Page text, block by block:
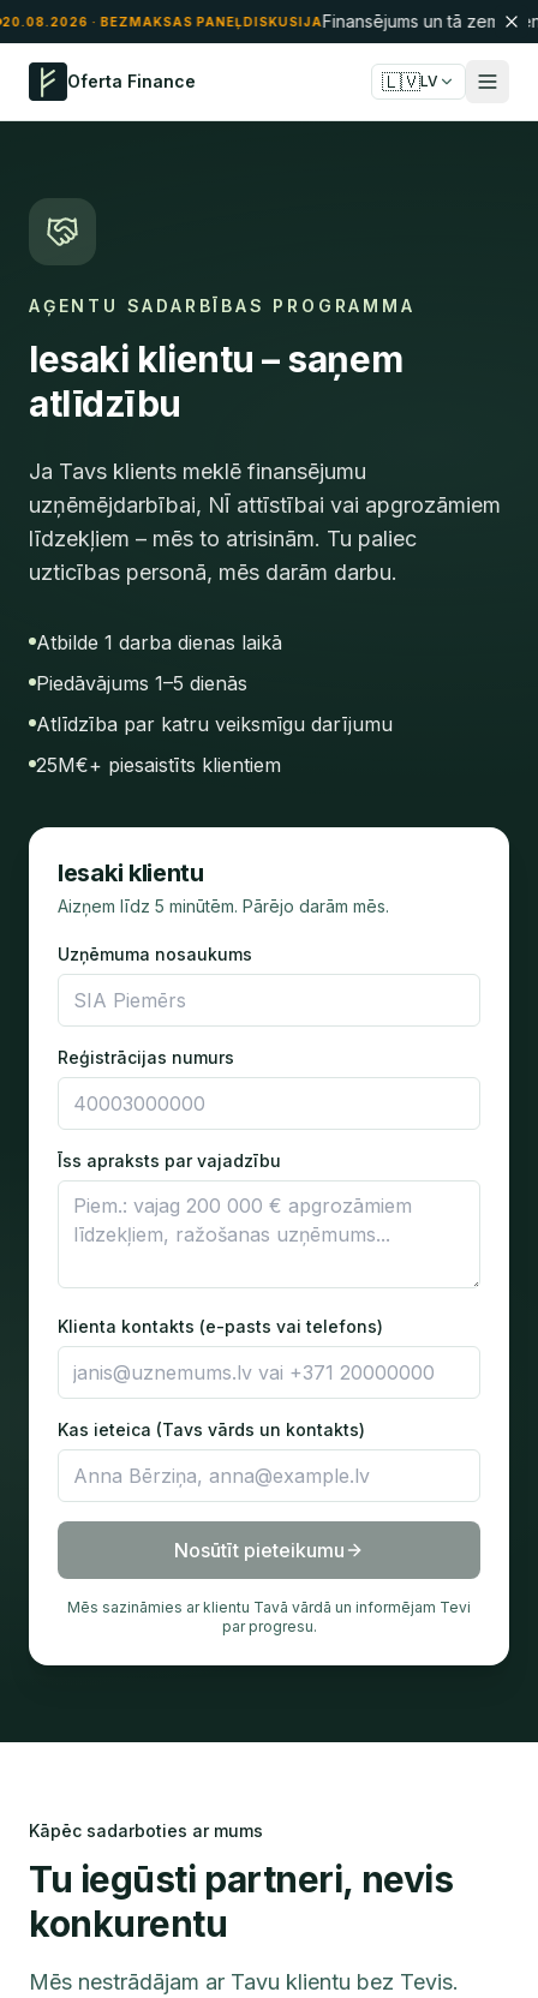
20.08.2026· BEZMAKSAS PANEĻDISKUSIJAFinansējums un tā
Oferta Finance 🇱🇻LV
AĢENTU SADARBĪBAS PROGRAMMA
Iesaki klientu – saņem
atlīdzību
Ja Tavs klients meklē finansējumu
uzņēmējdarbībai, NĪ attīstībai vai apgrozāmiem
līdzekļiem – mēs to atrisinām. Tu paliec
uzticības personā, mēs darām darbu.
Atbilde 1 darba dienas laikā
Piedāvājums 1–5 dienās
Atlīdzība par katru veiksmīgu darījumu
25M€+ piesaistīts klientiem
Iesaki klientu
Aizņem līdz 5 minūtēm. Pārējo darām mēs.
Uzņēmuma nosaukums
Reģistrācijas numurs
Īss apraksts par vajadzību
Klienta kontakts (e-pasts vai telefons)
Kas ieteica (Tavs vārds un kontakts)
Nosūtīt pieteikumu
Mēs sazināmies ar klientu Tavā vārdā un informējam Tevi
par progresu.
Kāpēc sadarboties ar mums
Tu iegūsti partneri, nevis
konkurentu
Mēs nestrādājam ar Tavu klientu bez Tevis.